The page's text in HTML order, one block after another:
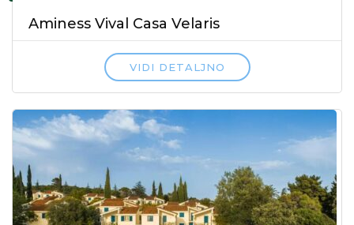
Aminess Vival Casa Velaris
VIDI DETALJNO